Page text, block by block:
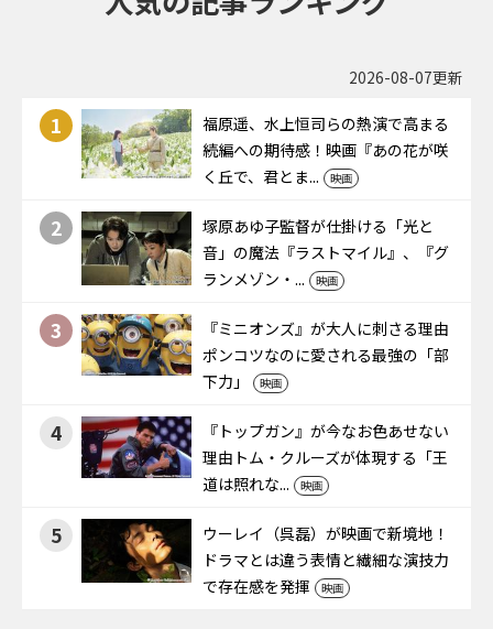
2026-08-07更新
1
福原遥、水上恒司らの熱演で高まる
続編への期待感！映画『あの花が咲
く丘で、君とま...
映画
2
塚原あゆ子監督が仕掛ける「光と
音」の魔法――『ラストマイル』、『グ
ランメゾン・...
映画
3
『ミニオンズ』が大人に刺さる理由――
ポンコツなのに愛される最強の「部
下力」
映画
4
『トップガン』が今なお色あせない
理由――トム・クルーズが体現する「王
道は照れな...
映画
5
ウーレイ（呉磊）が映画で新境地！
ドラマとは違う表情と繊細な演技力
で存在感を発揮
映画